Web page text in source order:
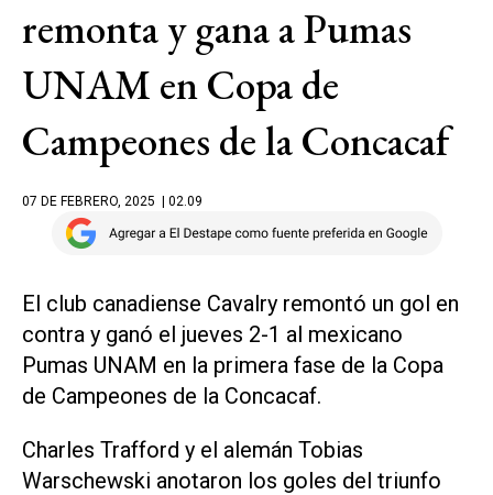
remonta y gana a Pumas
UNAM en Copa de
Campeones de la Concacaf
07 DE FEBRERO, 2025 | 02.09
El club canadiense Cavalry remontó un gol en
contra y ganó el jueves 2-1 al mexicano
Pumas UNAM en la primera fase de la Copa
de Campeones de la Concacaf.
Charles Trafford y el alemán Tobias
Warschewski anotaron los goles del triunfo